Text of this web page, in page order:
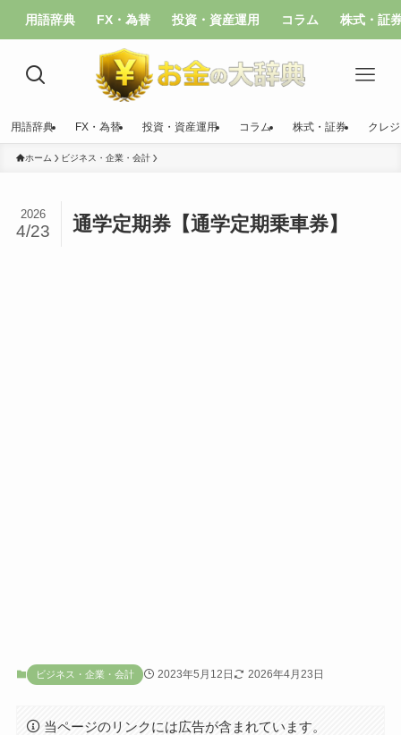
用語辞典 FX・為替 投資・資産運用 コラム 株式・証
用語辞典 FX・為替 投資・資産運用 コラム 株式・証券 クレ
ホーム ビジネス・企業・会計
通学定期券【通学定期乗車券】
2026
4/23
ビジネス・企業・会計 2023年5月12日 2026年4月23日
当ページのリンクには広告が含まれています。